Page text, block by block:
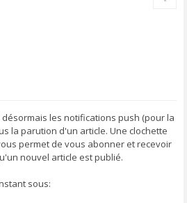
les notifications push (pour la
la parution d'un article. Une clochette
permet de vous abonner et recevoir
nouvel article est publié.
sous: